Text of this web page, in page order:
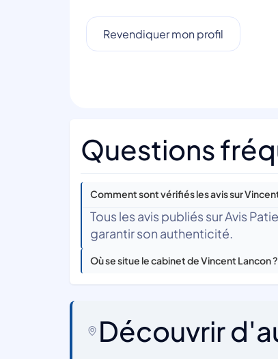
Revendiquer mon profil
Questions
Comment sont vérifiés les avis sur
Tous les avis publiés sur Avis
garantir son authenticité.
Où se situe le cabinet de Vincent Lancon ?
Découvrir